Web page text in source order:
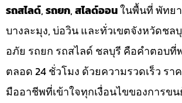
รถสไลด์,รถยก,สไลด์ออนในพื้นที่ พัทย
บางละมุง, บ่อวิน และทั่วเขตจังหวัดชล
อภัย รถยก รถสไลด์ ชลบุรี คือคำตอบ
ตลอด 24 ชั่วโมง ด้วยความรวดเร็ว ร
มืออาชีพที่เข้าใจทุกเงื่อนไขของการข